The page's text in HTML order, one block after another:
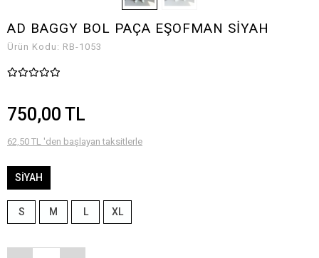
AD BAGGY BOL PAÇA EŞOFMAN SİYAH
Ürün Kodu: RB-1053
750,00 TL
62,50 TL 'den başlayan taksitlerle
SİYAH
S M L XL